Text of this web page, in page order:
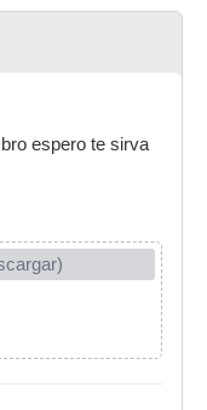
espero te sirva